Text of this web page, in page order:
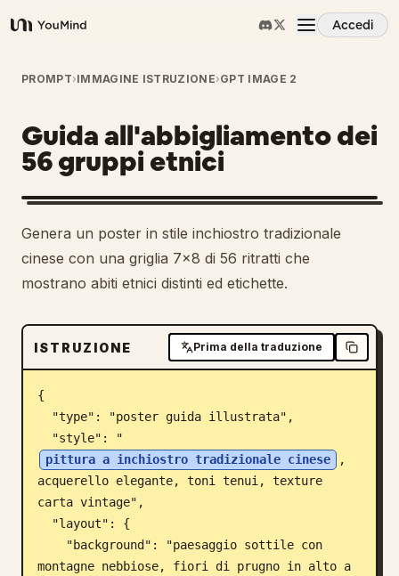
YouMind
Accedi
Panoramica
Casi d'uso
Abilità
Prompt
Scarica
Aggiornamenti
PROMPT›IMMAGINE ISTRUZIONE›GPT IMAGE 2
Guida all'abbigliamento dei
56 gruppi etnici
Genera un poster in stile inchiostro tradizionale
cinese con una griglia 7x8 di 56 ritratti che
mostrano abiti etnici distinti ed etichette.
ISTRUZIONE Prima della traduzione
{
  "style": "
pittura a inchiostro tradizionale cinese
,
acquerello elegante, toni tenui, texture
carta vintage",
montagne nebbiose, fiori di prugno in alto a